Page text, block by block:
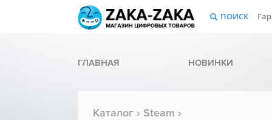
ПОИСК
ГЛАВНАЯ НОВИНКИ
Каталог › Steam ›